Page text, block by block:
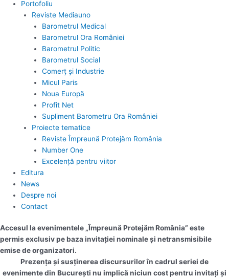
Portofoliu
Reviste Mediauno
Barometrul Medical
Barometrul Ora României
Barometrul Politic
Barometrul Social
Comerț și Industrie
Micul Paris
Noua Europă
Profit Net
Supliment Barometru Ora României
Proiecte tematice
Reviste Împreună Protejăm România
Number One
Excelență pentru viitor
Editura
News
Despre noi
Contact
Accesul la evenimentele „Împreună Protejăm România” este
permis exclusiv pe baza invitației nominale și netransmisibile
emise de organizatori.
Prezența și susținerea discursurilor în cadrul seriei de
evenimente din București nu implică niciun cost pentru invitați și